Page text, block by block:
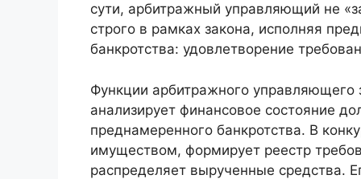
сути, арбитражный управляющий не
строго в рамках закона, исполняя
банкротства: удовлетворение
Функции арбитражного управляющего
анализирует финансовое состояние
преднамеренного банкротства. В
имуществом, формирует реестр
распределяет вырученные средства.